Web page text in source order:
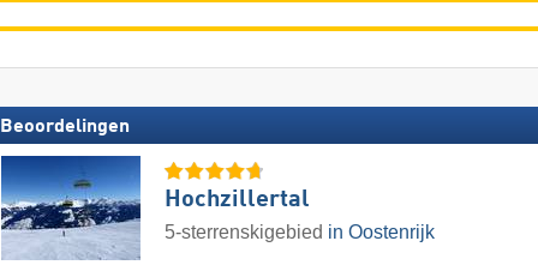
Beoordelingen
Hochzillertal
5-sterrenskigebied in Oostenrijk